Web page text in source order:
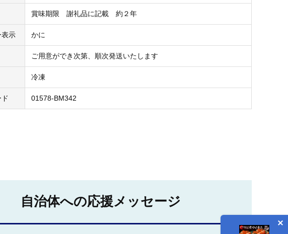
賞味期限 謝礼品に記載 約２年
表示 かに
ご用意ができ次第、順次発送いたします
冷凍
01578-BM342
自治体への応援メッセージ